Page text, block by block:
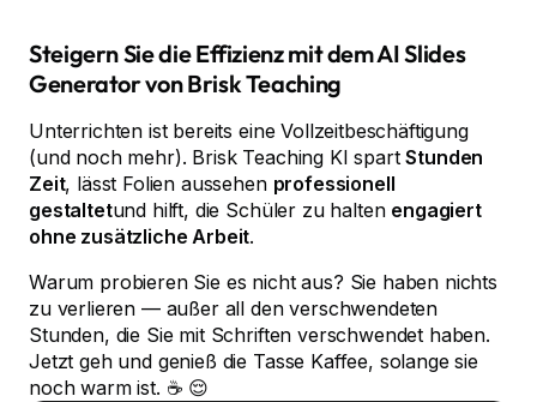
Steigern Sie die Effizienz mit dem AI Slides
Generator von Brisk Teaching
Unterrichten ist bereits eine Vollzeitbeschäftigung
(und noch mehr). Brisk Teaching KI spartStunden
Zeit, lässt Folien aussehen professionell
gestaltetund hilft, die Schüler zu halten engagiert
ohne zusätzliche Arbeit.
Warum probieren Sie es nicht aus? Sie haben nichts
zu verlieren — außer all den verschwendeten
Stunden, die Sie mit Schriften verschwendet haben.
Jetzt geh und genieß die Tasse Kaffee, solange sie
noch warm ist. ☕ 😌